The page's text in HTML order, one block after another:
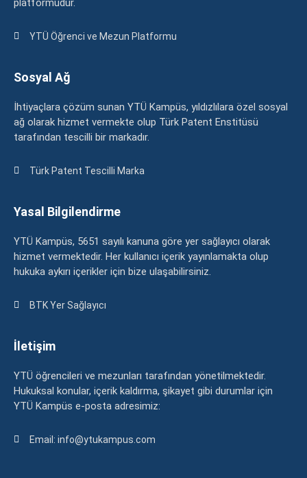
platformudur.
YTÜ Öğrenci ve Mezun Platformu
Sosyal Ağ
İhtiyaçlara çözüm sunan YTÜ Kampüs, yıldızlılara özel sosyal
ağ olarak hizmet vermekte olup Türk Patent Enstitüsü
tarafından tescilli bir markadır.
Türk Patent Tescilli Marka
Yasal Bilgilendirme
YTÜ Kampüs, 5651 sayılı kanuna göre yer sağlayıcı olarak
hizmet vermektedir. Her kullanıcı içerik yayınlamakta olup
hukuka aykırı içerikler için bize ulaşabilirsiniz.
BTK Yer Sağlayıcı
İletişim
YTÜ öğrencileri ve mezunları tarafından yönetilmektedir.
Hukuksal konular, içerik kaldırma, şikayet gibi durumlar için
YTÜ Kampüs e-posta adresimiz:
Email: info@ytukampus.com